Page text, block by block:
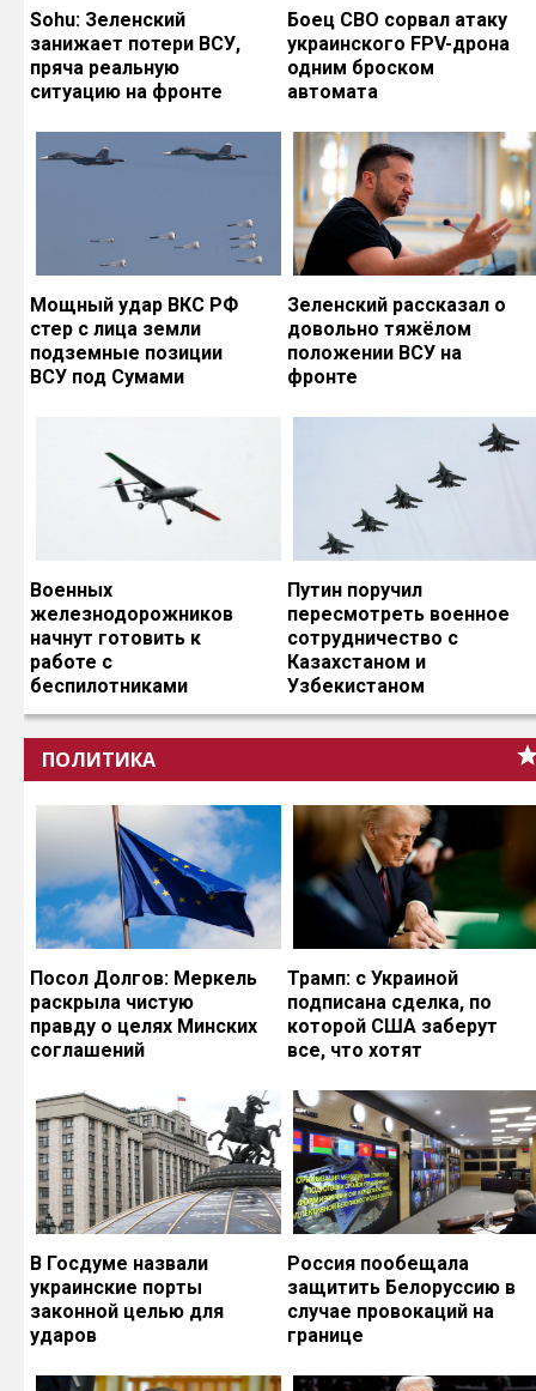
Sohu: Зеленский
занижает потери ВСУ,
пряча реальную
ситуацию на фронте
Боец СВО сорвал атаку
украинского FPV-дрона
одним броском
автомата
Мощный удар ВКС РФ
стер с лица земли
подземные позиции
ВСУ под Сумами
Зеленский рассказал о
довольно тяжёлом
положении ВСУ на
фронте
Военных
железнодорожников
начнут готовить к
работе с
беспилотниками
Путин поручил
пересмотреть военное
сотрудничество с
Казахстаном и
Узбекистаном
ПОЛИТИКА
Посол Долгов: Меркель
раскрыла чистую
правду о целях Минских
соглашений
Трамп: с Украиной
подписана сделка, по
которой США заберут
все, что хотят
В Госдуме назвали
украинские порты
законной целью для
ударов
Россия пообещала
защитить Белоруссию в
случае провокаций на
границе